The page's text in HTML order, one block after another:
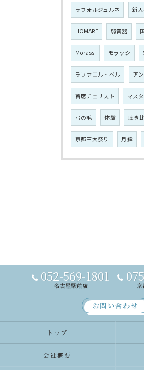
ラフォルジュルネ 新
HOMARE 弱音器
Morassi モラッシ
ラファエル・ベル ア
首席チェリスト マス
弓の毛 体験 聴き
京都三大祭り 月鉾
052-569-1801
名古屋駅前店 京
お問い合わせ
トップ
会社概要